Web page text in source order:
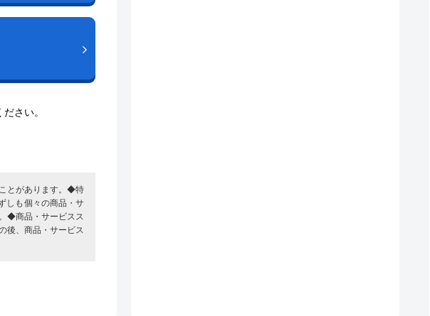
さい。
とがあります。◆特
しも個々の商品・サ
◆商品・サービスス
後、商品・サービス